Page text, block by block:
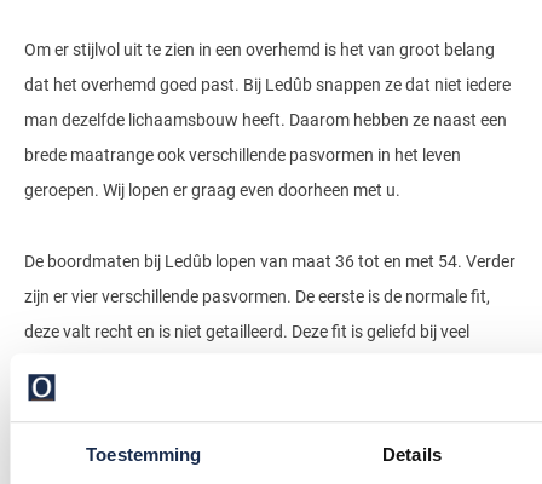
Toestemming Details
Om er stijlvol uit te zien in een overhemd is het van groot belang
dat het overhemd goed past. Bij Ledûb snappen ze dat niet iedere
man dezelfde lichaamsbouw heeft. Daarom hebben ze naast een
brede maatrange ook verschillende pasvormen in het leven
geroepen. Wij lopen er graag even doorheen met u.
De boordmaten bij Ledûb lopen van maat 36 tot en met 54. Verder
zijn er vier verschillende pasvormen. De eerste is de normale fit,
deze valt recht en is niet getailleerd. Deze fit is geliefd bij veel
die een wijder vallend overhemd nodig hebben, vanwege een